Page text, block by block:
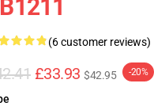
(6 customer reviews)
£33.93 $42.95 -20%